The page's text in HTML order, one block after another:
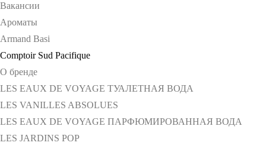
Вакансии
Ароматы
Armand Basi
Comptoir Sud Pacifique
О бренде
LES EAUX DE VOYAGE ТУАЛЕТНАЯ ВОДА
LES VANILLES ABSOLUES
LES EAUX DE VOYAGE ПАРФЮМИРОВАННАЯ ВОДА
LES JARDINS POP